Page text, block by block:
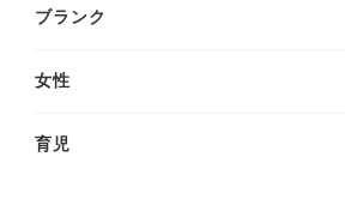
ブランク
女性
育児